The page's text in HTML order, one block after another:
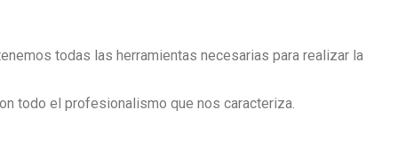
todas las herramientas necesarias para realizar la
todo el profesionalismo que nos caracteriza.